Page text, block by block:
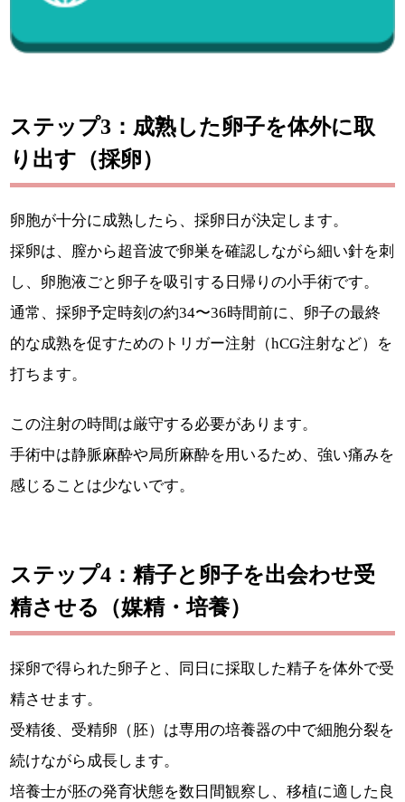
ステップ3：成熟した卵子を体外に取
り出す（採卵）
卵胞が十分に成熟したら、採卵日が決定します。
採卵は、膣から超音波で卵巣を確認しながら細い針を刺
し、卵胞液ごと卵子を吸引する日帰りの小手術です。
通常、採卵予定時刻の約34〜36時間前に、卵子の最終
的な成熟を促すためのトリガー注射（hCG注射など）を
打ちます。
この注射の時間は厳守する必要があります。
手術中は静脈麻酔や局所麻酔を用いるため、強い痛みを
感じることは少ないです。
ステップ4：精子と卵子を出会わせ受
精させる（媒精・培養）
採卵で得られた卵子と、同日に採取した精子を体外で受
精させます。
受精後、受精卵（胚）は専用の培養器の中で細胞分裂を
続けながら成長します。
培養士が胚の発育状態を数日間観察し、移植に適した良